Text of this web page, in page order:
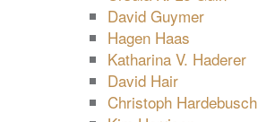
David Guymer
Hagen Haas
Katharina V. Haderer
David Hair
Christoph Hardebusch